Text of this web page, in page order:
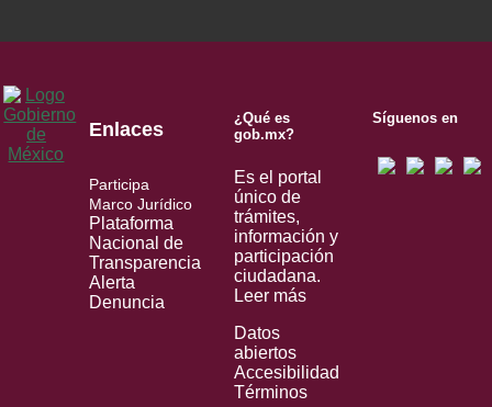
Enlaces
Participa
Marco Jurídico
Plataforma
Nacional de
Transparencia
Alerta
Denuncia
¿Qué es
gob.mx?
Es el portal
único de
trámites,
información y
participación
ciudadana.
Leer más
Datos
abiertos
Accesibilidad
Términos
Síguenos en